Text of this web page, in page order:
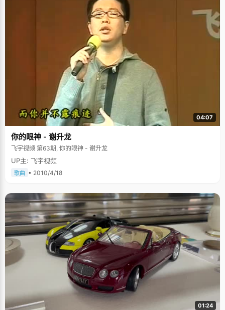
04:07
你的眼神 - 谢升龙
飞宇视频 第63期, 你的眼神 - 谢升龙
UP主: 飞宇视频
歌曲 • 2010/4/18
01:24